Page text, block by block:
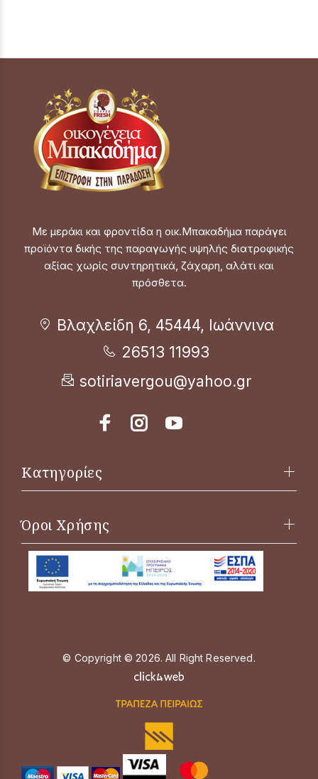
Με μεράκι και φροντίδα η οικ.Μπακαδήμα παράγει
προϊόντα δικής της παραγωγής υψηλής διατροφικής
αξίας χωρίς συντηρητικά, ζάχαρη, αλάτι και
πρόσθετα.
Βλαχλείδη 6, 45444, Ιωάννινα
26513 11993
sotiriavergou@yahoo.gr
Κατηγορίες
Όροι Χρήσης
© Copyright © 2026. All Right Reserved.